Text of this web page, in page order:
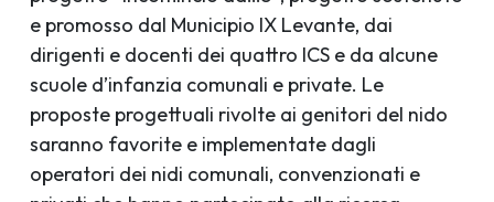
e promosso dal Municipio IX Levante, dai
dirigenti e docenti dei quattro ICS e da alcune
scuole d’infanzia comunali e private. Le
proposte progettuali rivolte ai genitori del nido
saranno favorite e implementate dagli
operatori dei nidi comunali, convenzionati e